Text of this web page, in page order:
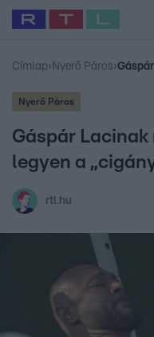
Legfrissebb RTL Híradó
Babits Marcella
Címlap› Nyerő Páros›
Nyerő Páros
Gáspár Lacinak
legyen a
rtl.hu